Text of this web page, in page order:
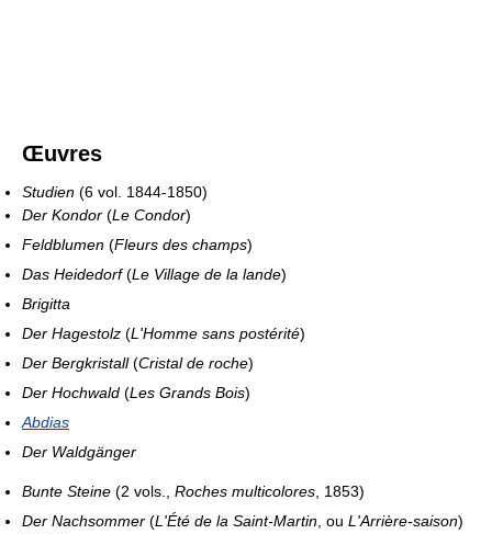
Œuvres
Studien (6 vol. 1844-1850)
Der Kondor (Le Condor)
Feldblumen (Fleurs des champs)
Das Heidedorf(Le Village de la lande)
Brigitta
Der Hagestolz (L'Homme sans postérité)
Der Bergkristall(Cristal de roche)
Der Hochwald (Les Grands Bois)
Abdias
Der Waldgänger
Bunte Steine (2 vols., Roches multicolores , 1853)
Der Nachsommer (L'Été de la Saint-Martin , ou L'Arrière-saison)